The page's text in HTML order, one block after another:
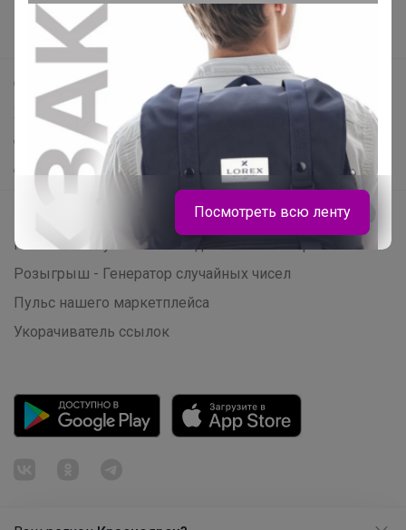
Новости
Поддержка альпак
Самое выгодное
Хиты продаж
Самое желанное
Самое быстрое
Начать зарабатывать с 24-ok
Picabox.ru - Лучшее место для ваших изображений
Розыгрыш - Генератор случайных чисел
Пульс нашего маркетплейса
Укорачиватель ссылок
Посмотреть всю ленту